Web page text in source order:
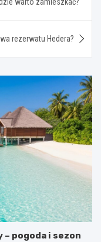
rezerwatu Hedera?
– pogoda i sezon